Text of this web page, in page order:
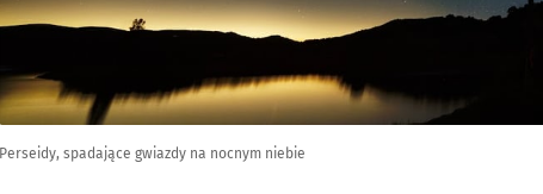
Perseidy, spadające gwiazdy na nocnym niebie